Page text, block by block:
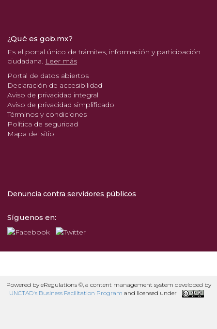
¿Qué es gob.mx?
Es el portal único de trámites, información y participación
ciudadana. Leer más
Portal de datos abiertos
Declaración de accesibilidad
Aviso de privacidad integral
Aviso de privacidad simplificado
Términos y condiciones
Política de seguridad
Mapa del sitio
Denuncia contra servidores públicos
Síguenos en:
Powered by eRegulations ©, a content management system developed by
UNCTAD's Business Facilitation Program and licensed under